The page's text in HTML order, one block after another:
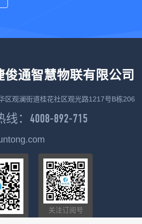
俊通智慧物联有限公司
区观澜街道桂花社区观光路1217号B栋206
：4008-892-715
关注订阅号